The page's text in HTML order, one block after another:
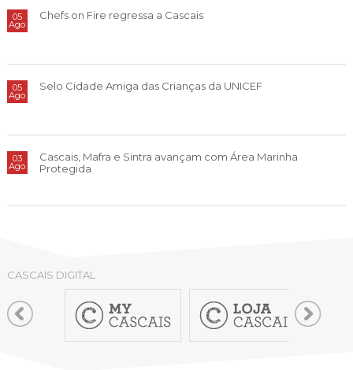
05
Ago
Chefs on Fire regressa a Cascais
05
Ago
Selo Cidade Amiga das Crianças da UNICEF
03
Ago
Cascais, Mafra e Sintra avançam com Área Marinha
Protegida
CASCAIS DIGITAL